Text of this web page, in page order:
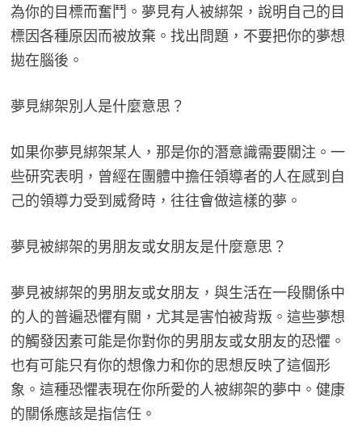
為你的目標而奮鬥。夢見有人被綁架，說明自己的目
標因各種原因而被放棄。找出問題，不要把你的夢想
拋在腦後。
夢見綁架別人是什麼意思？
如果你夢見綁架某人，那是你的潛意識需要關注。一
些研究表明，曾經在團體中擔任領導者的人在感到自
己的領導力受到威脅時，往往會做這樣的夢。
夢見被綁架的男朋友或女朋友是什麼意思？
夢見被綁架的男朋友或女朋友，與生活在一段關係中
的人的普遍恐懼有關，尤其是害怕被背叛。這些夢想
的觸發因素可能是你對你的男朋友或女朋友的恐懼。
也有可能只有你的想像力和你的思想反映了這個形
象。這種恐懼表現在你所愛的人被綁架的夢中。健康
的關係應該是指信任。